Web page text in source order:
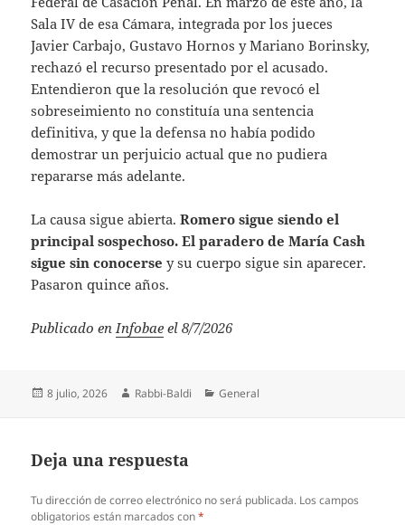
Sala IV de esa Cámara, integrada por los jueces
Javier Carbajo, Gustavo Hornos y Mariano Borinsky,
rechazó el recurso presentado por el acusado.
Entendieron que la resolución que revocó el
sobreseimiento no constituía una sentencia
definitiva, y que la defensa no había podido
demostrar un perjuicio actual que no pudiera
repararse más adelante.
La causa sigue abierta.Romero sigue siendo el
principal sospechoso. El paradero de María Cash
sigue sin conocerse y su cuerpo sigue sin aparecer.
Pasaron quince años.
Publicado enInfobae el 8/7/2026
Publicado
8 julio, 2026 Autor
Rabbi-Baldi Categorías
General
Deja una respuesta
Tu dirección de correo electrónico no será publicada. Los campos
obligatorios están marcados con*